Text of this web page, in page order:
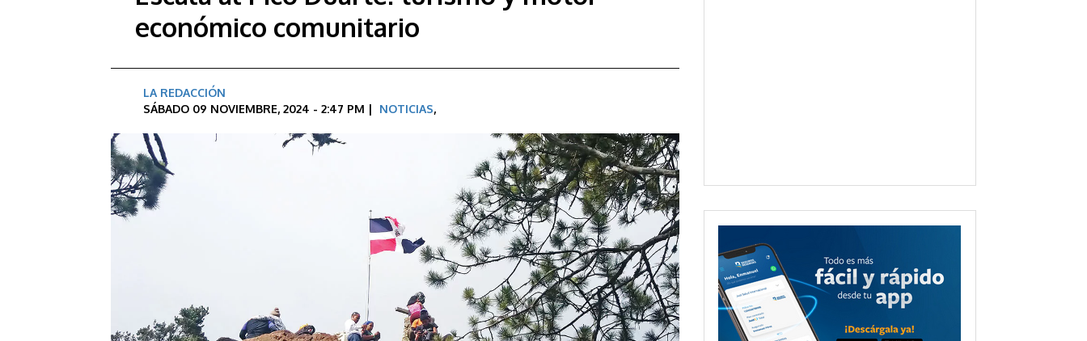
económico comunitario
LA REDACCIÓN
SÁBADO 09 NOVIEMBRE, 2024 - 2:47 PM | NOTICIAS,